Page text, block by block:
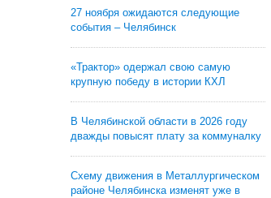
27 ноября ожидаются следующие
события – Челябинск
«Трактор» одержал свою самую
крупную победу в истории КХЛ
В Челябинской области в 2026 году
дважды повысят плату за коммуналку
Схему движения в Металлургическом
районе Челябинска изменят уже в